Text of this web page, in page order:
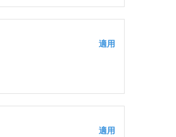
適用
適用